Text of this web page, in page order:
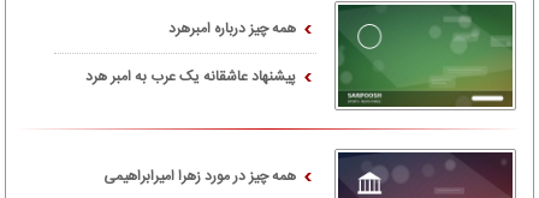
همه چیز درباره امبرهرد
پیشنهاد عاشقانه یک عرب به امبر هرد
همه چیز در مورد زهرا امیرابراهیمی